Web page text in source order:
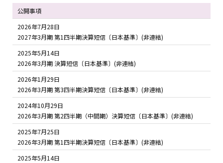
公開事項
2026年7月28日
2027年3月期 第1四半期決算短信〔日本基準〕(非連結)
2025年5月14日
2026年3月期 決算短信〔日本基準〕(非連結)
2026年1月29日
2026年3月期 第3四半期決算短信〔日本基準〕(非連結)
2024年10月29日
2026年3月期 第2四半期（中間期）決算短信〔日本基準〕(非連結)
2025年7月25日
2026年3月期 第1四半期決算短信〔日本基準〕(非連結)
2025年5月14日